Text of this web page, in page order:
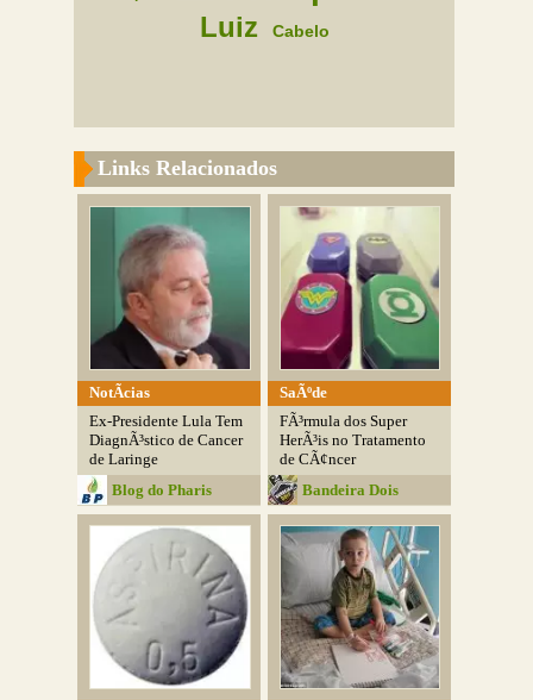
Luiz Cabelo
Links Relacionados
NotÃ­cias
Ex-Presidente Lula Tem
DiagnÃ³stico de Cancer
de Laringe
Blog do Pharis
SaÃºde
FÃ³rmula dos Super
HerÃ³is no Tratamento
de CÃ¢ncer
Bandeira Dois